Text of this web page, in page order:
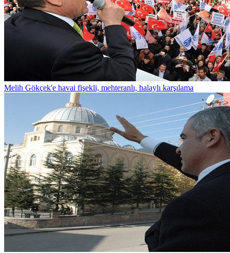
Melih Gökçek'e havai fişekli, mehteranlı, halaylı karşılama